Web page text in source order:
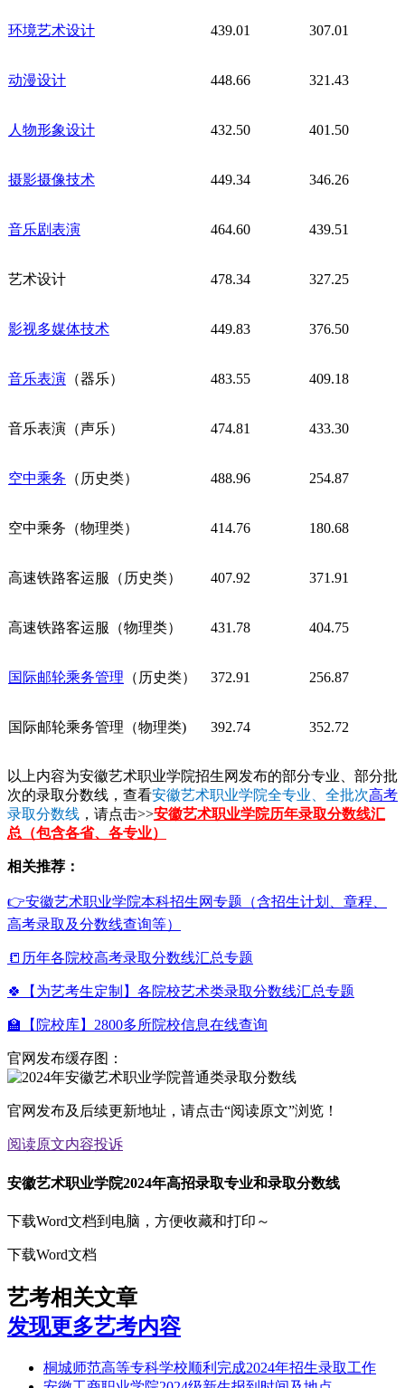
环境艺术设计 439.01 307.01
动漫设计 448.66 321.43
人物形象设计 432.50 401.50
摄影摄像技术 449.34 346.26
音乐剧表演 464.60 439.51
艺术设计 478.34 327.25
影视多媒体技术 449.83 376.50
音乐表演 （器乐） 483.55 409.18
音乐表演（声乐） 474.81 433.30
空中乘务 （历史类） 488.96 254.87
空中乘务（物理类） 414.76 180.68
高速铁路客运服（历史类） 407.92 371.91
高速铁路客运服（物理类） 431.78 404.75
国际邮轮乘务管理 （历史类） 372.91 256.87
国际邮轮乘务管理（物理类) 392.74 352.72
以上内容为安徽艺术职业学院招生网发布的部分专业、部分批
次的录取分数线，查看安徽艺术职业学院全专业、全批次高考
录取分数线 ，请点击>>安徽艺术职业学院历年录取分数线汇
总（包含各省、各专业）
相关推荐：
👉安徽艺术职业学院本科招生网专题（含招生计划、章程、
高考录取及分数线查询等）
📒历年各院校高考录取分数线汇总专题
🍀【为艺考生定制】各院校艺术类录取分数线汇总专题
🏫【院校库】2800多所院校信息在线查询
官网发布缓存图：
官网发布及后续更新地址，请点击“阅读原文”浏览！
阅读原文内容投诉
安徽艺术职业学院2024年高招录取专业和录取分数线
下载Word文档到电脑，方便收藏和打印～
下载Word文档
艺考相关文章
发现更多艺考内容
桐城师范高等专科学校顺利完成2024年招生录取工作